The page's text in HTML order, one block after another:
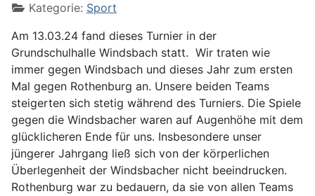
Kategorie: Sport
Am 13.03.24 fand dieses Turnier in der
Grundschulhalle Windsbach statt. Wir traten wie
immer gegen Windsbach und dieses Jahr zum ersten
Mal gegen Rothenburg an. Unsere beiden Teams
steigerten sich stetig während des Turniers. Die Spiele
gegen die Windsbacher waren auf Augenhöhe mit dem
glücklicheren Ende für uns. Insbesondere unser
jüngerer Jahrgang ließ sich von der körperlichen
Überlegenheit der Windsbacher nicht beeindrucken.
Rothenburg war zu bedauern, da sie von allen Teams